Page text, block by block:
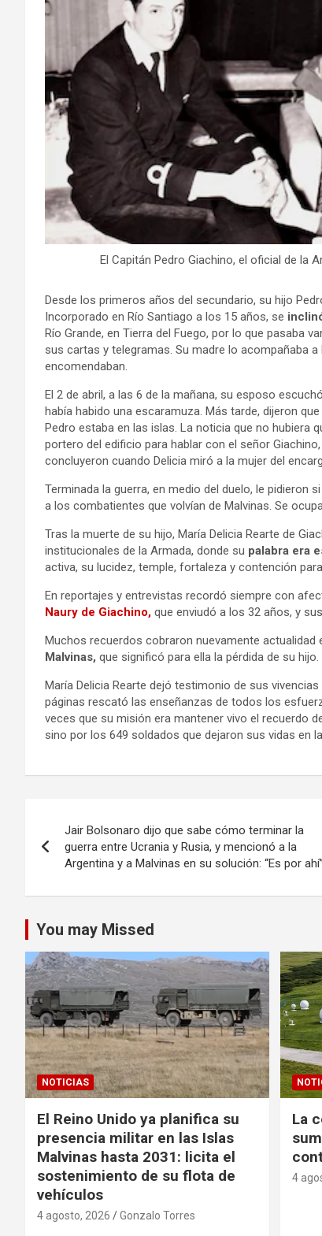
El Capitán Pedro Giachino, el oficial de la
Desde los primeros años del secundario, su hijo
Incorporado en Río Santiago a los 15 años, se
Río Grande, en Tierra del Fuego, por lo que pasaba
sus cartas y telegramas. Su madre lo acompañaba
encomendaban.
El 2 de abril, a las 6 de la mañana, su esposo
había habido una escaramuza. Más tarde, dijeron que
Pedro estaba en las islas. La noticia que no hubiera
portero del edificio para hablar con el señor
concluyeron cuando Delicia miró a la mujer del
Terminada la guerra, en medio del duelo, le pidieron
a los combatientes que volvían de Malvinas. Se
Tras la muerte de su hijo, María Delicia Rearte de
institucionales de la Armada, donde su palabra era
activa, su lucidez, temple, fortaleza y contención
En reportajes y entrevistas recordó siempre con
Naury de Giachino, que enviudó a los 32 años, y
Muchos recuerdos cobraron nuevamente actualidad
Malvinas, que significó para ella la pérdida de su hijo.
María Delicia Rearte dejó testimonio de sus
páginas rescató las enseñanzas de todos los
veces que su misión era mantener vivo el recuerdo
sino por los 649 soldados que dejaron sus vidas en
de
entradas
Jair Bolsonaro dijo que sabe cómo terminar la
guerra entre Ucrania y Rusia, y mencionó a la
Argentina y a Malvinas en su solución: “Es por ahí”
You may Missed
NOTICIAS
El Reino Unido ya planifica su
presencia militar en las Islas
Malvinas hasta 2031: licita el
sostenimiento de su flota de
vehículos
4 agosto, 2026 Gonzalo Torres
La
4